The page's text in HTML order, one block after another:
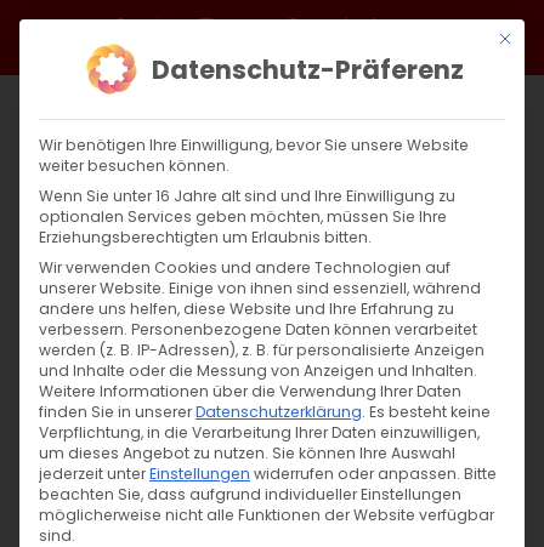
Zum
springen
SoundCloud
Mit
Datenschutz-Präferenz
Wir benötigen Ihre Einwilligung, bevor Sie unsere Website
weiter besuchen können.
Wenn Sie unter 16 Jahre alt sind und Ihre Einwilligung zu
optionalen Services geben möchten, müssen Sie Ihre
Erziehungsberechtigten um Erlaubnis bitten.
Wir verwenden Cookies und andere Technologien auf
unserer Website. Einige von ihnen sind essenziell, während
andere uns helfen, diese Website und Ihre Erfahrung zu
verbessern. Personenbezogene Daten können verarbeitet
werden (z. B. IP-Adressen), z. B. für personalisierte Anzeigen
und Inhalte oder die Messung von Anzeigen und Inhalten.
Weitere Informationen über die Verwendung Ihrer Daten
finden Sie in unsererDatenschutzerklärung. Es besteht keine
Verpflichtung, in die Verarbeitung Ihrer Daten einzuwilligen,
um dieses Angebot zu nutzen. Sie können Ihre Auswahl
jederzeit unterEinstellungen widerrufen oder anpassen. Bitte
beachten Sie, dass aufgrund individueller Einstellungen
möglicherweise nicht alle Funktionen der Website verfügbar
sind.